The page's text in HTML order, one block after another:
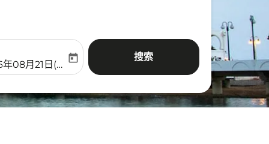
label
return-date-aria-label
08月21日(周五)
today 搜索